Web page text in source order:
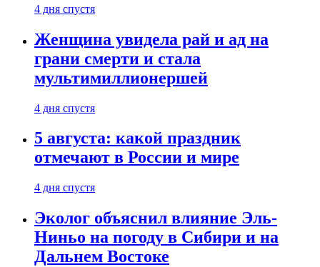
4 дня спустя
Женщина увидела рай и ад на
грани смерти и стала
мультимиллионершей
4 дня спустя
5 августа: какой праздник
отмечают в России и мире
4 дня спустя
Эколог объяснил влияние Эль-
Ниньо на погоду в Сибири и на
Дальнем Востоке